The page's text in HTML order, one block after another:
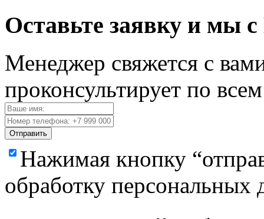
Оставьте заявку и мы
Менеджер свяжется с
проконсультирует по
Отправить
Нажимая кнопку
обработку персональных